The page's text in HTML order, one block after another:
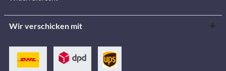
Wir verschicken mit